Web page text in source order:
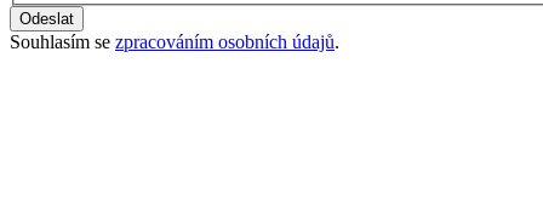
Odeslat
Souhlasím se zpracováním osobních údajů.